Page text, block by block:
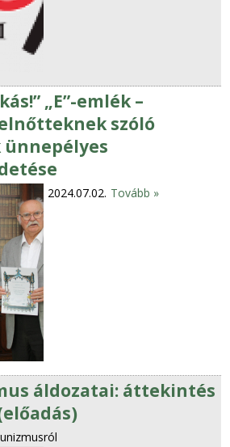
„E”-emlék –
szóló
2024.07.02. Tovább »
áldozatai: áttekintés